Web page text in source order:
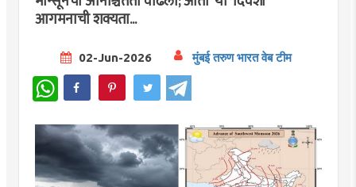
आगमनाची शक्यता...
02-Jun-2026 मुंबई तरुण भारत वेब टीम
WhatsApp